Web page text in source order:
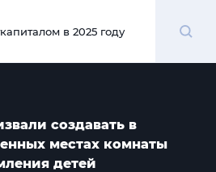
в 2025 году
создавать в
местах комнаты
детей